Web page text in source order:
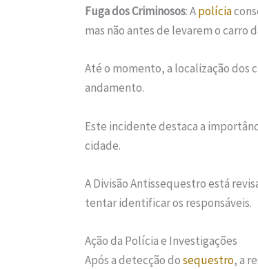
Fuga dos Criminosos: Apolícia
mas não antes de levarem o carro
Até o momento, a localização dos
andamento.
Este incidente destaca a
cidade.
A Divisão Antissequestro está
tentar identificar os responsáveis.
Ação da Polícia e Investigações
Após a detecção dosequestro, a